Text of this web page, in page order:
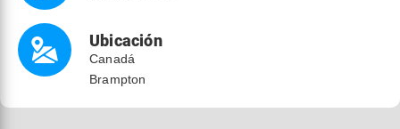
Ubicación
Canadá
Brampton